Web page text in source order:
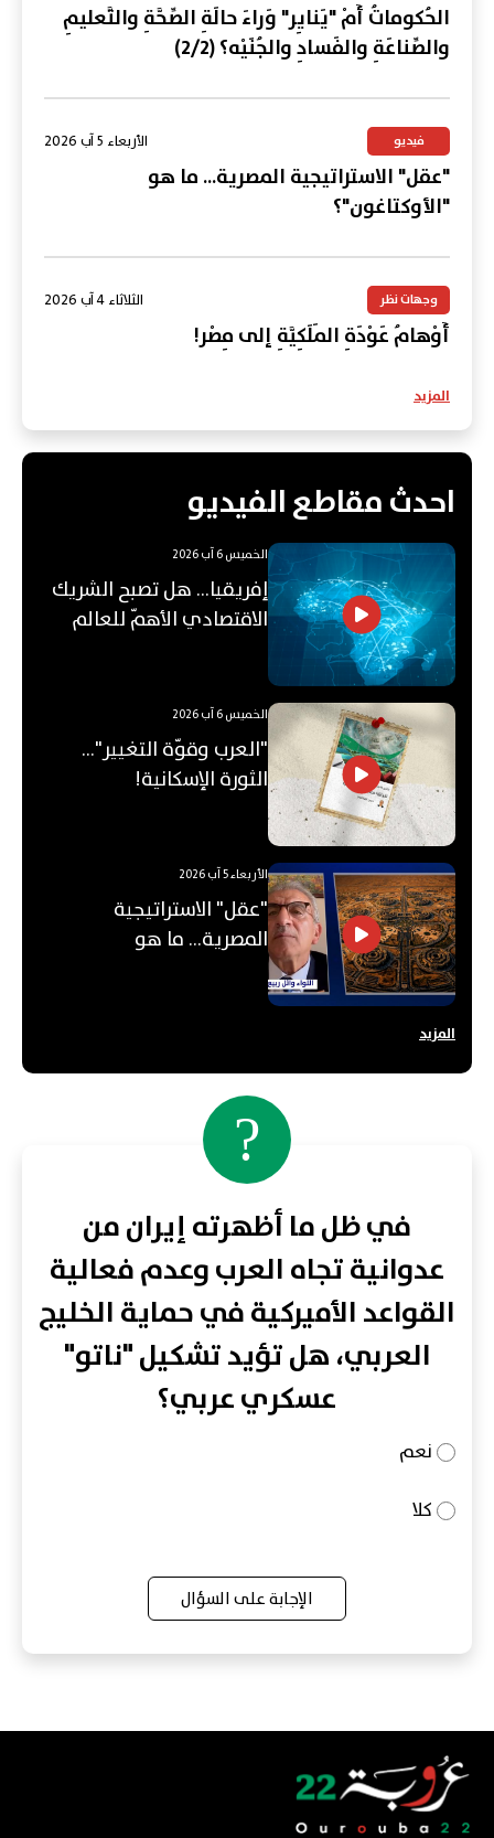
الحُكوماتُ أَمْ "يَنايِر" وَراءَ حالَةِ الصِّحَّةِ والتَّعليمِ
والصِّناعَةِ والفَسادِ والجُنَيْه؟ (2/2)
فيديو الأربعاء 5 آب 2026
"عقل" الاستراتيجية المصرية... ما هو
"الأوكتاغون"؟
وجهات نظر الثلاثاء 4 آب 2026
أَوْهامُ عَوْدَةِ المَلَكِيَّةِ إلى مِصْر!
المزيد
احدث مقاطع الفيديو
الخميس 6 آب 2026
إفريقيا... هل تصبح الشريك
الاقتصادي الأهمّ للعالم
الخميس 6 آب 2026
"العرب وقوّة التغيير"...
الثورة الإسكانية!
الأربعاء 5 آب 2026
"عقل" الاستراتيجية
المصرية... ما هو
المزيد
?
في ظل ما أظهرته إيران من
عدوانية تجاه العرب وعدم فعالية
القواعد الأميركية في حماية الخليج
العربي، هل تؤيد تشكيل "ناتو"
عسكري عربي؟
نعم
كلا
الإجابة على السؤال